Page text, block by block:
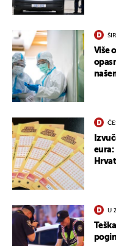
Više
eura:
U